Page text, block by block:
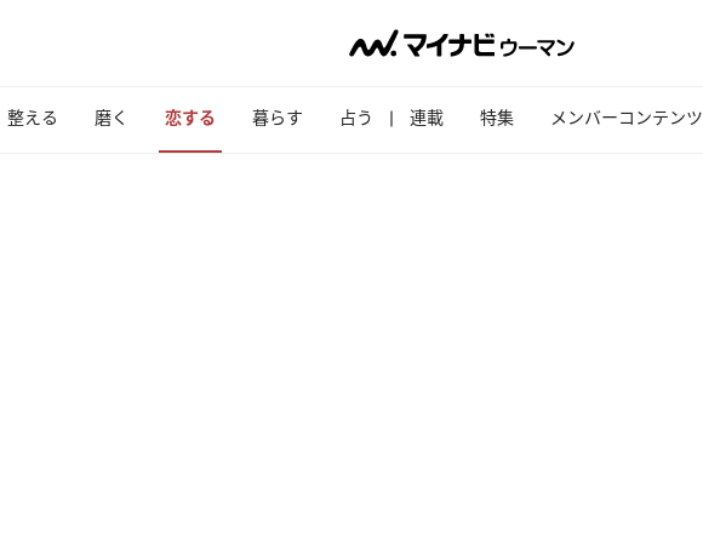
整える 磨く 恋する 暮らす 占う 連載 特集 メンバーコンテンツ